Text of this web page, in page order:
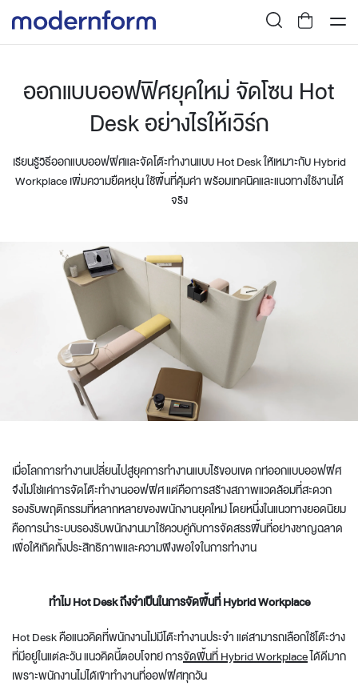
ออกแบบออฟฟิศยุคใหม่ จัดโซน Hot
Desk อย่างไรให้เวิร์ก
เรียนรู้วิธีออกแบบออฟฟิศและจัดโต๊ะทำงานแบบ Hot Desk ให้เหมาะกับ Hybrid
Workplace เพิ่มความยืดหยุ่น ใช้พื้นที่คุ้มค่า พร้อมเทคนิคและแนวทางใช้งานได้
จริง
เมื่อโลกการทำงานเปลี่ยนไปสู่ยุคการทำงานแบบไร้ขอบเขต กท่ออกแบบออฟฟิศ
จึงไม่ใช่แค่การจัดโต๊ะทํางานออฟฟิศแต่คือการสร้างสภาพแวดล้อมที่สะดวก
รองรับพฤติกรรมที่หลากหลายของพนักงานยุคใหม่ โดยหนึ่งในแนวทางยอดนิยม
คือการนำระบบรองรับพนักงานมาใช้ควบคู่กับการจัดสรรพื้นที่อย่างชาญฉลาด
เพื่อให้เกิดทั้งประสิทธิภาพและความพึงพอใจในการทำงาน
ทำไม Hot Desk ถึงจำเป็นในการจัดพื้นที่ Hybrid Workplace
Hot Desk คือแนวคิดที่พนักงานไม่มีโต๊ะทำงานประจำ แต่สามารถเลือกใช้โต๊ะว่าง
ที่มีอยู่ในแต่ละวัน แนวคิดนี้ตอบโจทย์ การจัดพื้นที่ Hybrid Workplaceได้ดีมาก
เพราะพนักงานไม่ได้เข้าทำงานที่ออฟฟิศทุกวัน